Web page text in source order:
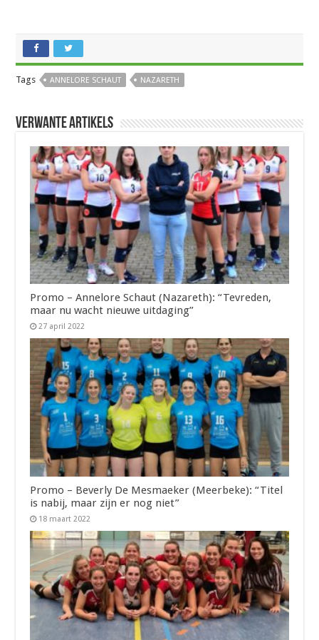
Tags ANNELORE SCHAUT NAZARETH
Verwante artikels
Promo – Annelore Schaut (Nazareth): “Tevreden,
maar nu wacht nieuwe uitdaging”
27 april 2022
Promo – Beverly De Mesmaeker (Meerbeke): “Titel
is nabij, maar zijn er nog niet”
18 maart 2022